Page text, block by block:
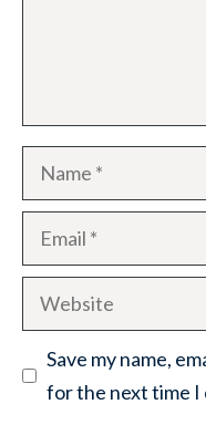
Name
Email
Website
Save my name,
for the next time I